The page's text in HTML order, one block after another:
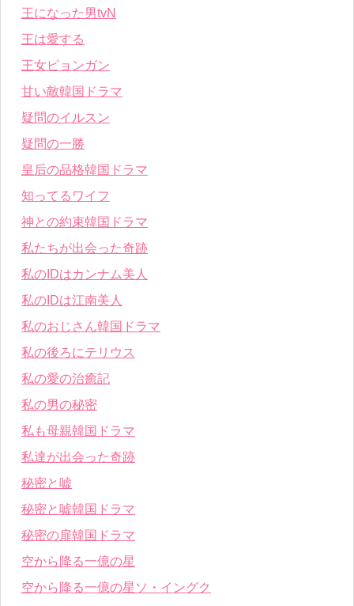
王になった男tvN
王は愛する
王女ピョンガン
甘い敵韓国ドラマ
疑問のイルスン
疑問の一勝
皇后の品格韓国ドラマ
知ってるワイフ
神との約束韓国ドラマ
私たちが出会った奇跡
私のIDはカンナム美人
私のIDは江南美人
私のおじさん韓国ドラマ
私の後ろにテリウス
私の愛の治癒記
私の男の秘密
私も母親韓国ドラマ
私達が出会った奇跡
秘密と嘘
秘密と嘘韓国ドラマ
秘密の扉韓国ドラマ
空から降る一億の星
空から降る一億の星ソ・イングク